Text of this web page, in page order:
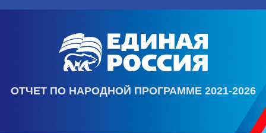
ОТЧЕТ ПО НАРОДНОЙ ПРОГРАММЕ 2021-2026